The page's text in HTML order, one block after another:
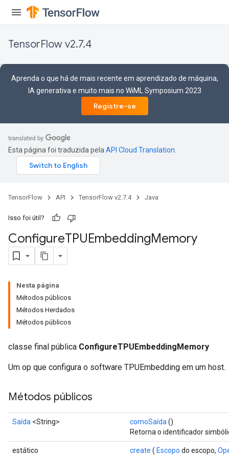
TensorFlow v2.7.4
Aprenda o que há de mais recente em aprendizado de máquina,
IA generativa e muito mais no WiML Symposium 2023
Registre-se
Esta página foi traduzida pela API Cloud Translation
TensorFlow API TensorFlow v2.7.4 Java
Isso foi útil?
ConfigureTPUEmbeddingMemory
Nesta página
Métodos públicos
Métodos Herdados
Métodos públicos
classe final pública ConfigureTPUEmbeddingMemory
Um op que configura o software TPUEmbedding em um host.
Métodos públicos
Saída <String> comoSaída ()
Retorna o identificador
estático
create ( Escopo do escopo,